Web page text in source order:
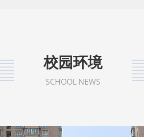
校园环境
SCHOOL NEWS